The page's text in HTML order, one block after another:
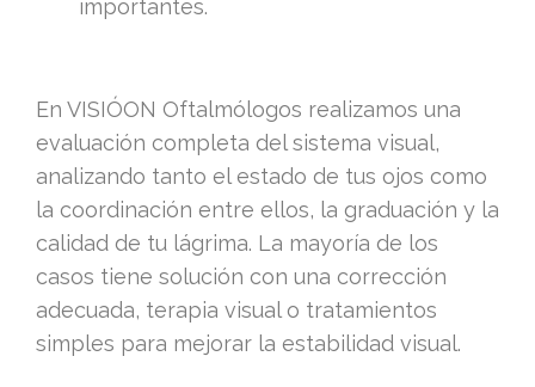
importantes.
En VISIÓON Oftalmólogos realizamos una
evaluación completa del sistema visual,
analizando tanto el estado de tus ojos como
la coordinación entre ellos, la graduación y la
calidad de tu lágrima. La mayoría de los
casos tiene solución con una corrección
adecuada, terapia visual o tratamientos
simples para mejorar la estabilidad visual.